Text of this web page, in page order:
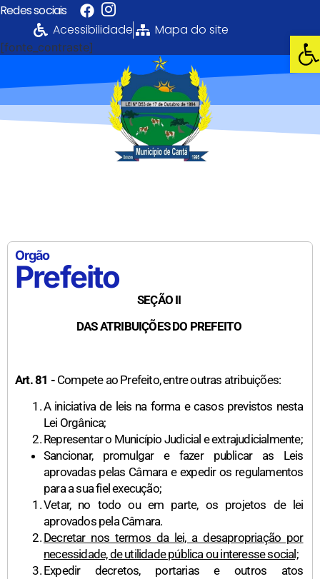
Redes sociais
Acessibilidade
Mapa do site
[fonte_contraste]
Orgão
Prefeito
SEÇÃO II
DAS ATRIBUIÇÕES DO PREFEITO
Art. 81 -Compete ao Prefeito, entre outras atribuições:
A iniciativa de leis na forma e casos previstos nesta
Lei Orgânica;
Representar o Município Judicial e extrajudicialmente;
Sancionar, promulgar e fazer publicar as Leis
aprovadas pelas Câmara e expedir os regulamentos
para a sua fiel execução;
Vetar, no todo ou em parte, os projetos de lei
aprovados pela Câmara.
Decretar nos termos da lei, a desapropriação por
necessidade, de utilidade pública ou interesse social;
Expedir decretos, portarias e outros atos